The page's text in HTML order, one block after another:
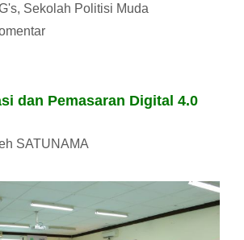
, Sekolah Politisi Muda
dan Pemasaran Digital 4.0
SATUNAMA